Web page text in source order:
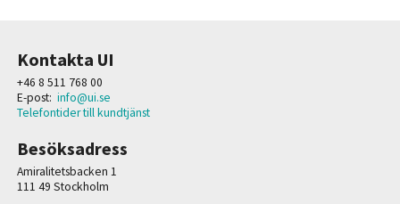
Kontakta UI
+46 8 511 768 00
E-post: info@ui.se
Telefontider till kundtjänst
Besöksadress
Amiralitetsbacken 1
111 49 Stockholm